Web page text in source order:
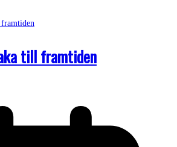
till framtiden